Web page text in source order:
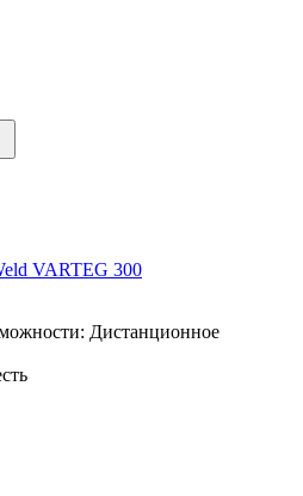
VARTEG 300
Дистанционное